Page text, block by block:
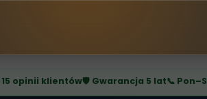
15 opinii klientów🛡️ Gwarancja 5 lat📞